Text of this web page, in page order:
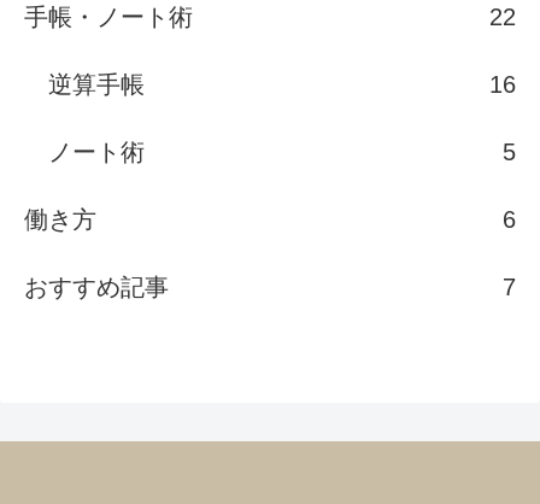
手帳・ノート術 22
逆算手帳 16
ノート術 5
働き方 6
おすすめ記事 7